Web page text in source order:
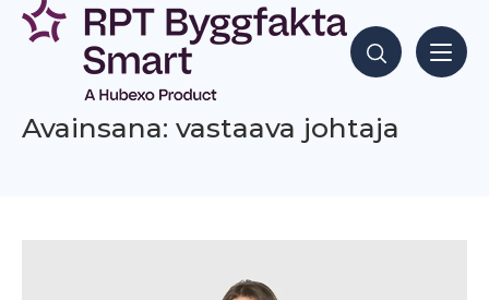
Siirry
sisältöön
Hae sisältöjä
Avainsana: vastaava johtaja